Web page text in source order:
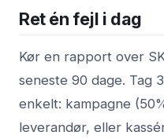
Ret én fejl i dag
Kør en rapport over
seneste 90 dage. Tag
enkelt: kampagne
leverandør, eller